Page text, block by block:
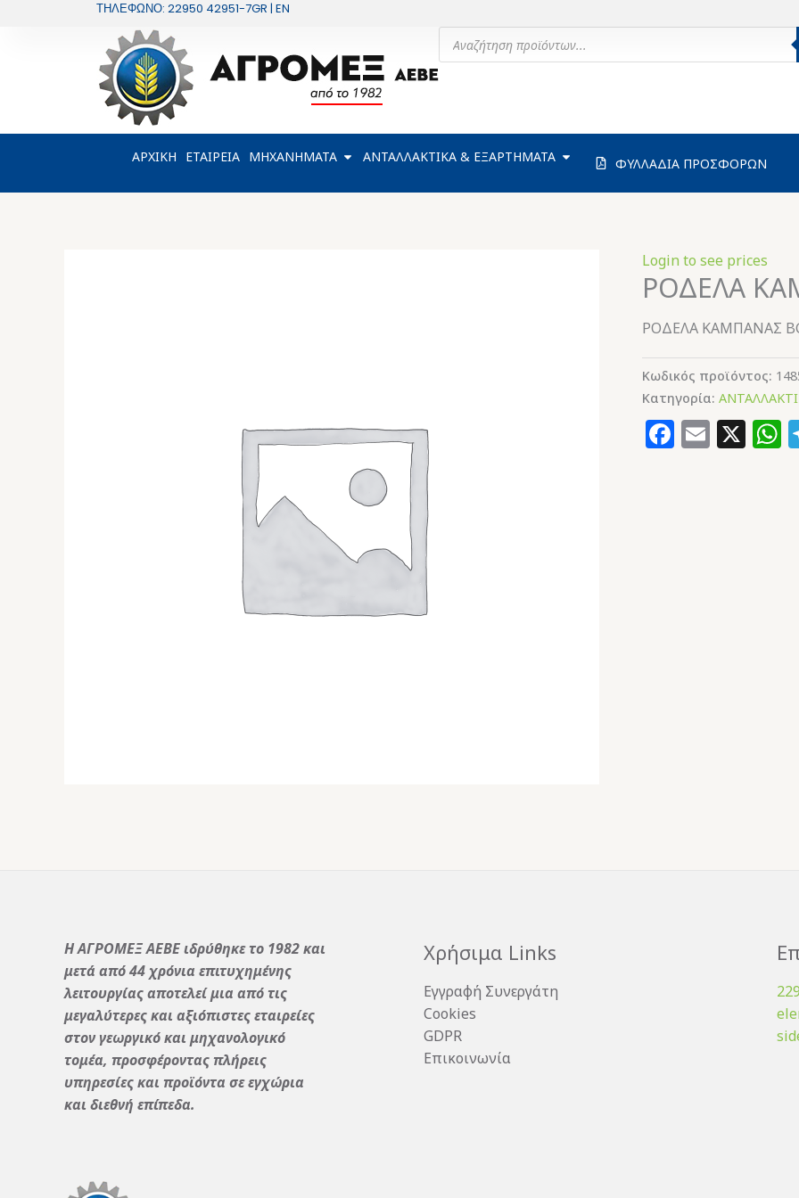
ΤΗΛΕΦΩΝΟ: 22950 42951-7GR | EN
Products
search
ΑΡΧΙΚΗ ΕΤΑΙΡΕΙΑ ΜΗΧΑΝΗΜΑΤΑ OPEN ΜΗΧΑΝΗΜΑΤΑ
ΑΝΤΑΛΛΑΚΤΙΚΑ & ΕΞΑΡΤΗΜΑΤΑ OPEN ΑΝΤΑΛΛΑΚΤΙΚΑ & ΕΞΑΡΤΗΜΑΤΑ
ΦΥΛΛΑΔΙΑ ΠΡΟΣΦΟΡΩΝ
Login to see prices
ΡΟΔΕΛΑ
ΡΟΔΕΛΑ ΚΑΜΠΑΝΑΣ
Κωδικός προϊόντος:
Κατηγορία:
Email
X
Η ΑΓΡΟΜΕΞ ΑΕΒΕ ιδρύθηκε το 1982 και
μετά από 44 χρόνια επιτυχημένης
λειτουργίας αποτελεί μια από τις
μεγαλύτερες και αξιόπιστες εταιρείες
στον γεωργικό και μηχανολογικό
τομέα, προσφέροντας πλήρεις
υπηρεσίες και προϊόντα σε εγχώρια
και διεθνή επίπεδα.
Χρήσιμα Links
Εγγραφή Συνεργάτη
Cookies
GDPR
Επικοινωνία